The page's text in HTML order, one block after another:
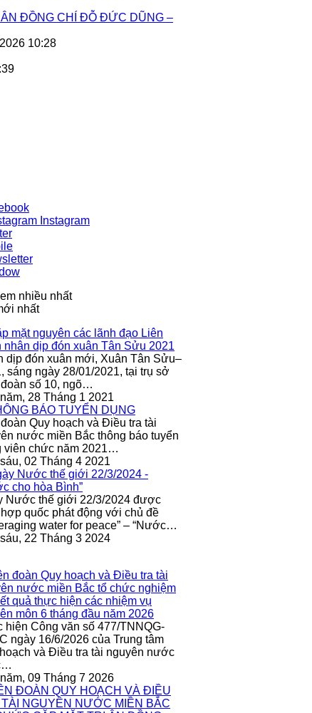
ĐỒNG CHÍ ĐỖ ĐỨC DŨNG –
10:28
Instagram
nhiều nhất
nhất
dịp đón xuân mới, Xuân Tân Sửu–
sáng ngày 28/01/2021, tại trụ sở
đoàn số 10, ngõ…
28 Tháng 1 2021
đoàn Quy hoạch và Điều tra tài
nước miền Bắc thông báo tuyển
viên chức năm 2021…
02 Tháng 4 2021
Nước thế giới 22/3/2024 được
hợp quốc phát động với chủ đề
water for peace” – “Nước…
22 Tháng 3 2024
hiện Công văn số 477/TNNQG-
ngày 16/6/2026 của Trung tâm
và Điều tra tài nguyên nước
09 Tháng 7 2026